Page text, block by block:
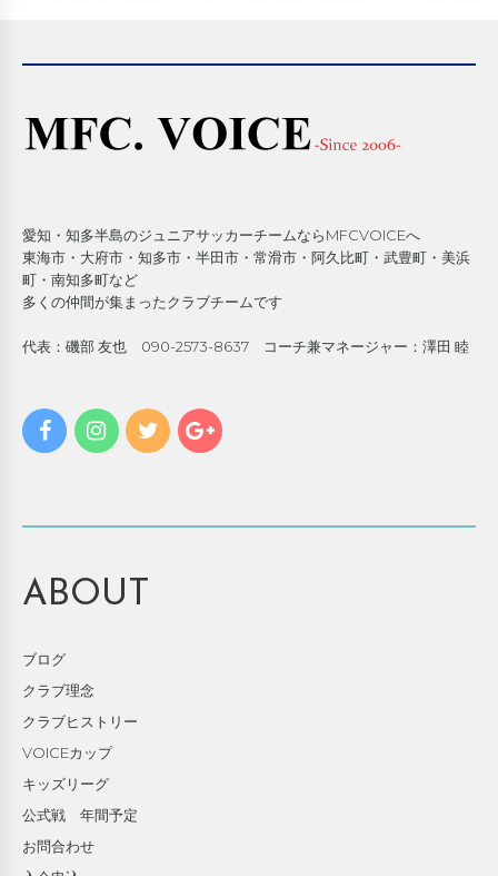
愛知・知多半島のジュニアサッカーチームならMFCVOICEへ
東海市・大府市・知多市・半田市・常滑市・阿久比町・武豊町・美浜
町・南知多町など
多くの仲間が集まったクラブチームです
代表：磯部 友也 090-2573-8637 コーチ兼マネージャー：澤田 睦
ABOUT
ブログ
クラブ理念
クラブヒストリー
VOICEカップ
キッズリーグ
公式戦 年間予定
お問合わせ